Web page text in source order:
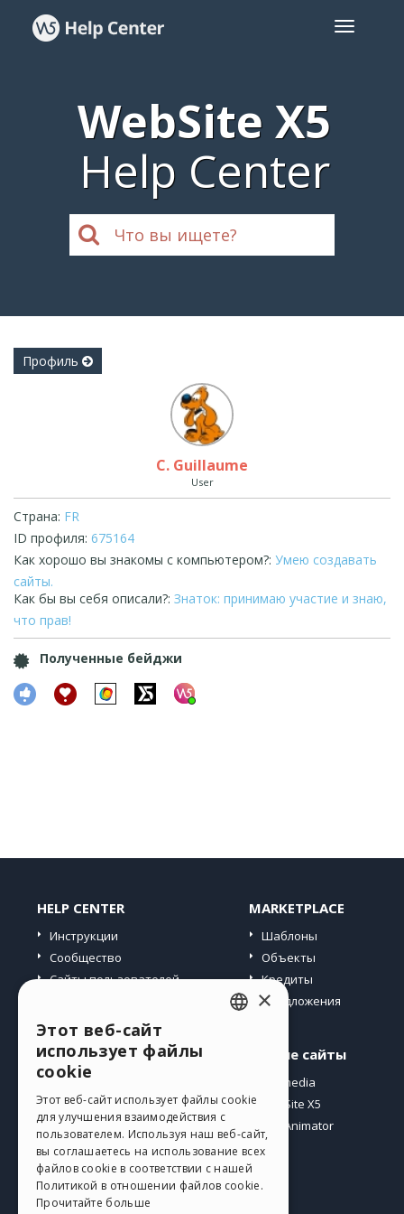
WebSite X5
Help Center
Профиль
C. Guillaume
User
Страна: FR
ID профиля: 675164
Как хорошо вы знакомы с компьютером?: Умею создавать
сайты.
Как бы вы себя описали?: Знаток: принимаю участие и знаю,
что прав!
Полученные бейджи
HELP CENTER
Инструкции
Сообщество
Сайты пользователей
MARKETPLACE
Шаблоны
Объекты
Кредиты
Предложения
Профиль
Мои посты
Мои лицензии
Загрузить
Веб-хостинг
Мои кредиты
Другие сайты
Incomedia
WebSite X5
WebAnimator
GERMAN
SPANISH
PORTUGUESE
POLISH
×
Этот веб-сайт
использует файлы
cookie
Этот веб-сайт использует файлы cookie
для улучшения взаимодействия с
пользователем. Используя наш веб-сайт,
вы соглашаетесь на использование всех
файлов cookie в соответствии с нашей
Политикой в ​​отношении файлов cookie.
Прочитайте больше